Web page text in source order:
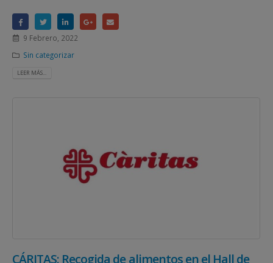
9 Febrero, 2022
Sin categorizar
LEER MÁS...
CÁRITAS: Recogida de alimentos en el Hall de